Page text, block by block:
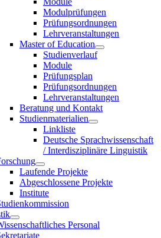
Modulprüfungen
Prüfungsordnungen
Lehrveranstaltungen
Master of Education
Studienverlauf
Module
Prüfungsplan
Prüfungsordnungen
Lehrveranstaltungen
Beratung und Kontakt
Studienmaterialien
Linkliste
Deutsche Sprachwissenschaft
/ Interdisziplinäre Linguistik
Laufende Projekte
Abgeschlossene Projekte
Institute
Personal